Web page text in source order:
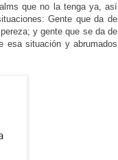
que no la tenga ya, así
Gente que da de
y gente que se da de
esa situación y abrumados